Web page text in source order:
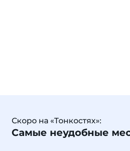
Скоро на «Тонкостях»:
Самые неудобные